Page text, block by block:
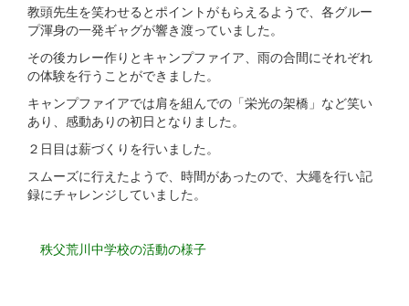
教頭先生を笑わせるとポイントがもらえるようで、各グルー
プ渾身の一発ギャグが響き渡っていました。
その後カレー作りとキャンプファイア、雨の合間にそれぞれ
の体験を行うことができました。
キャンプファイアでは肩を組んでの「栄光の架橋」など笑い
あり、感動ありの初日となりました。
２日目は薪づくりを行いました。
スムーズに行えたようで、時間があったので、大繩を行い記
録にチャレンジしていました。
秩父荒川中学校の活動の様子